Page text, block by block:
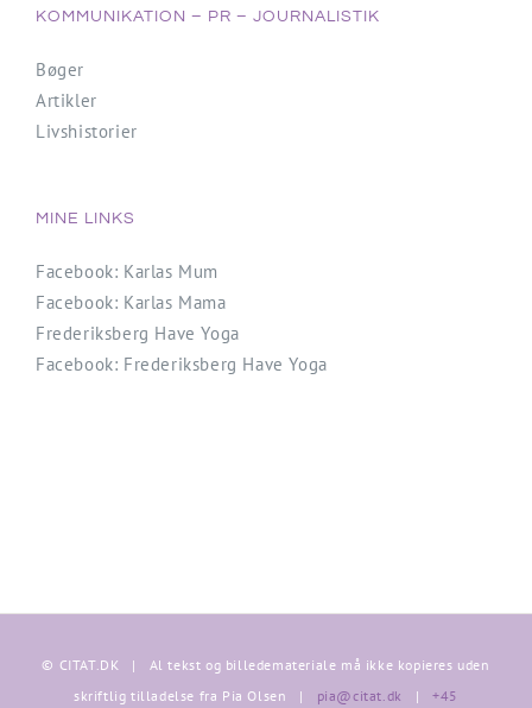
KOMMUNIKATION – PR – JOURNALISTIK
Bøger
Artikler
Livshistorier
MINE LINKS
Facebook: Karlas Mum
Facebook: Karlas Mama
Frederiksberg Have Yoga
Facebook: Frederiksberg Have Yoga
© CITAT.DK | Al tekst og billedemateriale må ikke kopieres uden
skriftlig tilladelse fra Pia Olsen | pia@citat.dk |+45